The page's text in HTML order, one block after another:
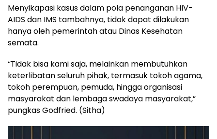
Menyikapasi kasus dalam pola penanganan HIV-
AIDS dan IMS tambahnya, tidak dapat dilakukan
hanya oleh pemerintah atau Dinas Kesehatan
semata.
“Tidak bisa kami saja, melainkan membutuhkan
keterlibatan seluruh pihak, termasuk tokoh agama,
tokoh perempuan, pemuda, hingga organisasi
masyarakat dan lembaga swadaya masyarakat,”
pungkas Godfried. (Sitha)